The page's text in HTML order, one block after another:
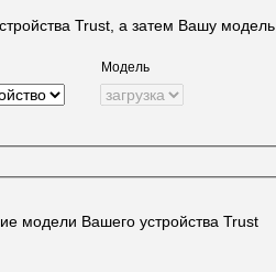
Trust, а затем Вашу модель
Модель
модели Вашего устройства Trust